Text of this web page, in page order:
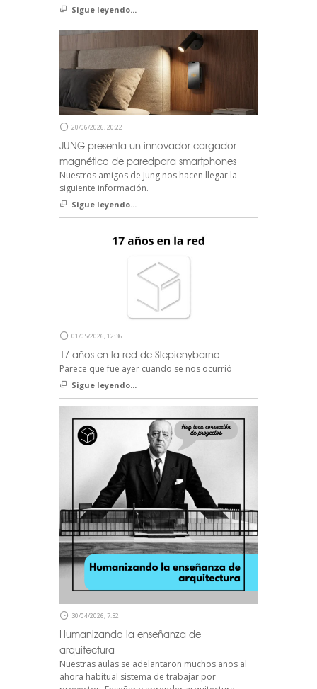
Sigue leyendo...
20/06/2026, 20:22
JUNG presenta un innovador cargador
magnético de paredpara smartphones
Nuestros amigos de Jung nos hacen llegar la
siguiente información.
Sigue leyendo...
01/05/2026, 12:36
17 años en la red de Stepienybarno
Parece que fue ayer cuando se nos ocurrió
Sigue leyendo...
30/04/2026, 7:32
Humanizando la enseñanza de
arquitectura
Nuestras aulas se adelantaron muchos años al
ahora habitual sistema de trabajar por